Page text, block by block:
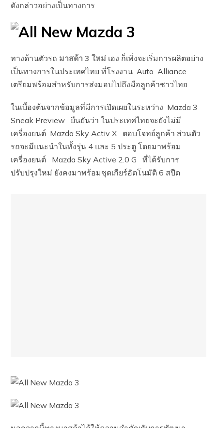
ดังกล่าวอย่างเป็นทางการ
ทางด้านตัวรถ มาสด้า 3 ใหม่ เอง ก็เพิ่งจะเริ่มการผลิตอย่าง
เป็นทางการในประเทศไทย ที่โรงงาน Auto Alliance
เตรียมพร้อมสำหรับการส่งมอบไปถึงมือลูกค้าชาวไทย
ในเบื้องต้นจากข้อมูลที่มีการเปิดเผยในระหว่าง Mazda 3
Sneak Preview ยืนยันว่า ในประเทศไทยจะยังไม่มี
เครื่องยนต์ Mazda Sky Activ X ตอบโจทย์ลูกค้า ส่วนตัว
รถจะมีแนะนำในทั้งรุ่น 4 และ 5 ประตู โดยมาพร้อม
เครื่องยนต์ Mazda Sky Active 2.0 G ที่ได้รับการ
ปรับปรุงใหม่ ยังคงมาพร้อมชุดเกียร์อัตโนมัติ 6 สปีด